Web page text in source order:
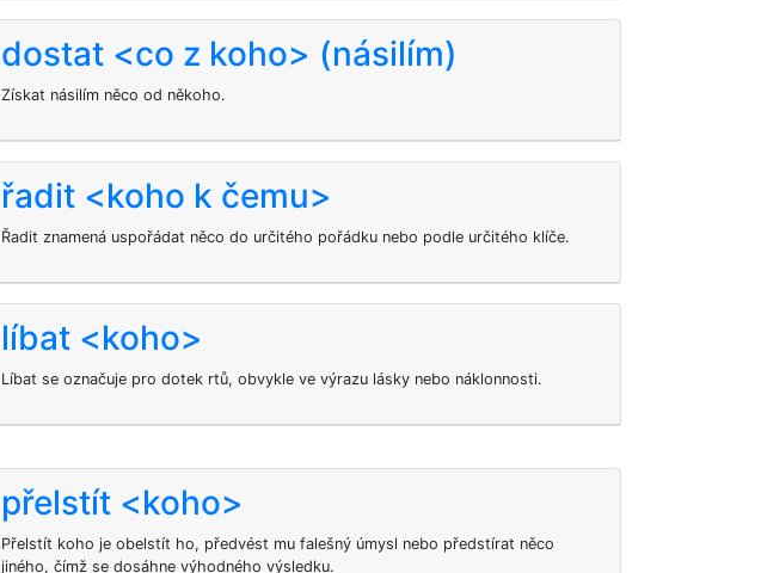
dostat <co z koho> (násilím)
Získat násilím něco od někoho.
řadit <koho k čemu>
Řadit znamená uspořádat něco do určitého pořádku nebo podle určitého klíče.
líbat <koho>
Líbat se označuje pro dotek rtů, obvykle ve výrazu lásky nebo náklonnosti.
přelstít <koho>
Přelstít koho je obelstít ho, předvést mu falešný úmysl nebo předstírat něco
jiného, čímž se dosáhne výhodného výsledku.